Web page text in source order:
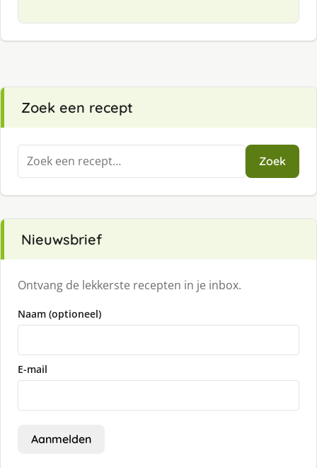
Zoek een recept
Zoeken
naar:
Zoek
Nieuwsbrief
Ontvang de lekkerste recepten in je inbox.
Naam (optioneel)
E-mail
Aanmelden